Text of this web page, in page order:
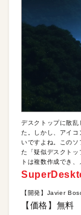
デスクトップに散乱
た。しかし、アイコ
いですよね。この
た「疑似デスクトッ
トは複数作成でき
【開発】Javier
【価格】無料